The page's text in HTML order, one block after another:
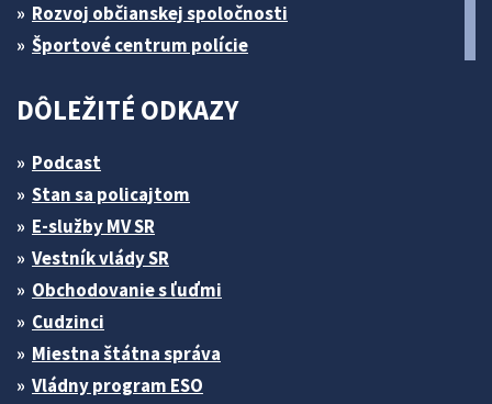
Rozvoj občianskej spoločnosti
Športové centrum polície
DÔLEŽITÉ ODKAZY
Podcast
Stan sa policajtom
E-služby MV SR
Vestník vlády SR
Obchodovanie s ľuďmi
Cudzinci
Miestna štátna správa
Vládny program ESO